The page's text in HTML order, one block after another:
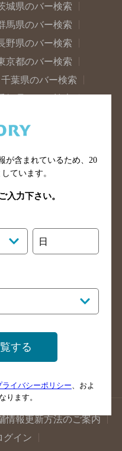
城県のバー検索
馬県のバー検索
野県のバー検索
京都のバー検索
千葉県のバー検索
山県のバー検索
福井県のバー検索
都府のバー検索
良県のバー検索
山県のバー検索
鳥取県のバー検索
熊本県のバー検索
児島県のバー検索
情報更新方法のご案内
グイン
が含まれているため、 20
ています。
入力下さい。
日
する
ライバシーポリシー 、およ
ります。